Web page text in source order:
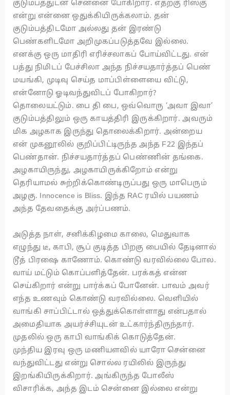
குடும்பத்துடன் சென்னை போகிறார். எதற்கு ரிஸ்கு
என்று என்னை ஒதுக்கியிருக்கலாம். தன்
குடும்பத்திடமோ அல்லது தன் இரண்டு
பெண்களிடமோ அறிமுகப்படுத்தவே இல்லை.
எனக்கு ஒரு மாதிரி எரிச்சலாகப் போய்விட்டது. என்
பத்து நிமிடப் பேச்சிலா அந்த நிச்சயதார்த்தப் பெண்
மயங்கி, முடிவு செய்த மாப்பிள்ளையை விட்டு,
என்னோடு ஓடிவந்துவிடப் போகிறார்?
தொலையட்டும். பை தி பை, ஒவ்வொரு ‘அவா இவா’
குடும்பத்திலும் ஒரு காயத்திரி இருக்கிறார். அவரும்
மிக அழகாக இருந்து தொலைக்கிறார். அன்றைய
என் முகனூலில் குறிப்பிட்டிருந்த அந்த F22 இந்தப்
பெண்தான். நிச்சயதார்த்தப் பெண்ணின் தங்கை.
அழகாயிருந்து, அழகாயிருக்கிறோம் என்று
தெரியாமல் சுற்றிக்கொண்டிருப்பது ஒரு மாபெரும்
அழகு. Innocence is Bliss. இந்த RAC ரயில் பயணம்
அந்த தேவதைக்கு அர்ப்பணம்.
அடுத்த நாள், சனிக்கிழமை காலை, மெதுவாக
எழுந்து டீ, காபி, சூப் குடித்த பிறகு பையில் தேடினால்
டூத் பிரஷை காணோம். கொண்டு வரவில்லை போல.
வாய் மட்டும் கொப்பளித்தேன். பரக்கத் என்ன
செய்கிறார் என்று பார்க்கப் போனேன். பாவம் அவர்
எந்த உணவும் கொண்டு வரவில்லை. வெளியில்
வாங்கி சாப்பிட்டால் ஒத்துக்கொள்ளாது என்பதால்
அமைதியாக அயர்ச்சியுடன் உட்கார்ந்திருந்தார்.
முதலில் ஒரு காபி வாங்கிக் கொடுத்தேன்.
முந்திய இரவு ஒரு மணியளவில் யாரோ சென்னை
வந்துவிட்டது என்று சொல்ல ரயிலில் இருந்து
இறங்கியிருக்கிறார். அங்கிருந்த போலீஸ்
விசாரிக்க, அந்த இடம் சென்னை இல்லை என்று